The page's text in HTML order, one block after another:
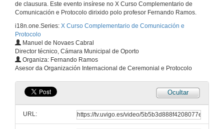
de clausura. Este evento insírese no X Curso Complementario de
Comunicación e Protocolo dirixido polo profesor Fernando Ramos.
i18n.one.Series: X Curso Complementario de Comunicación e
Protocolo
Manuel de Novaes Cabral
Director técnico, Cámara Municipal de Oporto
Organiza: Fernando Ramos
Asesor da Organización Internacional de Ceremonial e Protocolo
Ocultar
URL:
Debate profesional
20 de maio de 2010
Debate profesional
Ponencia
20 de maio de 2010
Preguntas
20 de maio de 2010